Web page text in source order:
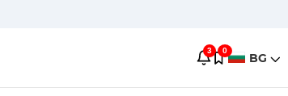
3 0 BG